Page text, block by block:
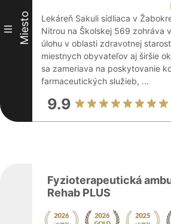
III Miesto
Lekáreň Sakuli sídliaca v
Nitrou na Školskej 569 zohráva
úlohu v oblasti zdravotnej
miestnych obyvateľov aj širšie
sa zameriava na poskytovanie
farmaceutických služieb, ...
9.9
Fyzioterapeutická
Rehab PLUS